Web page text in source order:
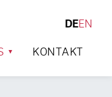
DEEN
KONTAKT